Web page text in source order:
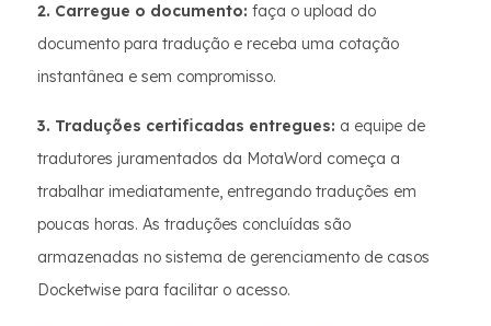
2. Carregue o documento: faça o upload do
documento para tradução e receba uma cotação
instantânea e sem compromisso.
3. Traduções certificadas entregues: a equipe de
tradutores juramentados da MotaWord começa a
trabalhar imediatamente, entregando traduções em
poucas horas. As traduções concluídas são
armazenadas no sistema de gerenciamento de casos
Docketwise para facilitar o acesso.